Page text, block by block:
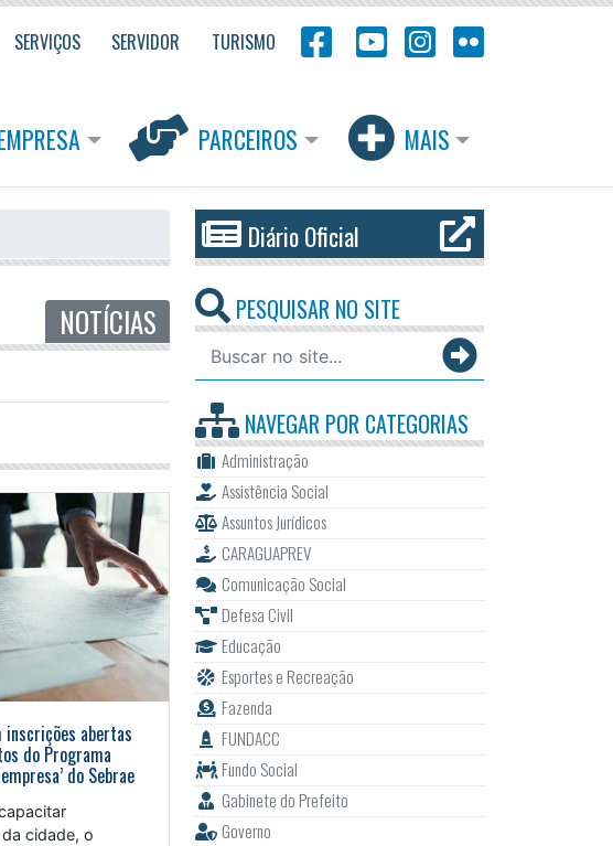
SERVIÇOS SERVIDOR TURISMO
PARCEIROS MAIS
NOTÍCIAS
inscrições abertas
do Programa
do Sebrae
cidade, o
Diário Oficial
PESQUISAR NO SITE
NAVEGAR PORCATEGORIAS
Administração
Assistência Social
Assuntos Jurídicos
CARAGUAPREV
Comunicação Social
Defesa Civil
Educação
Esportes e Recreação
Fazenda
FUNDACC
Fundo Social
Gabinete do Prefeito
Governo